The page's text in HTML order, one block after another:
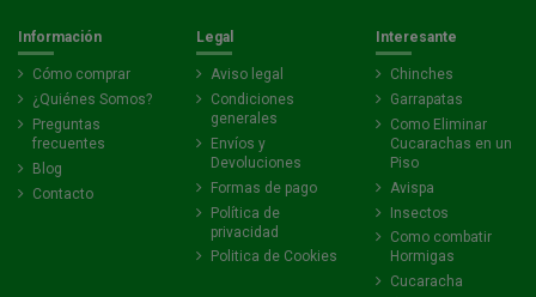
Información
Cómo comprar
¿Quiénes Somos?
Preguntas
frecuentes
Blog
Contacto
Legal
Aviso legal
Condiciones
generales
Envíos y
Devoluciones
Formas de pago
Política de
privacidad
Politica de Cookies
Interesante
Chinches
Garrapatas
Como Eliminar
Cucarachas en un
Piso
Avispa
Insectos
Como combatir
Hormigas
Cucaracha